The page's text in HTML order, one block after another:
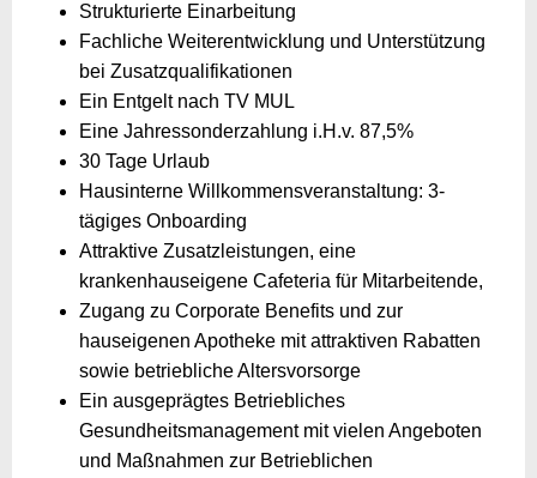
Strukturierte Einarbeitung
Fachliche Weiterentwicklung und Unterstützung
bei Zusatzqualifikationen
Ein Entgelt nach TV MUL
Eine Jahressonderzahlung i.H.v. 87,5%
30 Tage Urlaub
Hausinterne Willkommensveranstaltung: 3-
tägiges Onboarding
Attraktive Zusatzleistungen, eine
krankenhauseigene Cafeteria für Mitarbeitende,
Zugang zu Corporate Benefits und zur
hauseigenen Apotheke mit attraktiven Rabatten
sowie betriebliche Altersvorsorge
Ein ausgeprägtes Betriebliches
Gesundheitsmanagement mit vielen Angeboten
und Maßnahmen zur Betrieblichen